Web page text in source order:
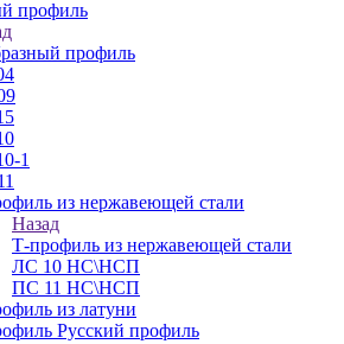
профиль
профиль
1
из нержавеющей стали
Назад
Т-профиль из нержавеющей стали
ЛС 10 НС\НСП
ПС 11 НС\НСП
из латуни
Русский профиль